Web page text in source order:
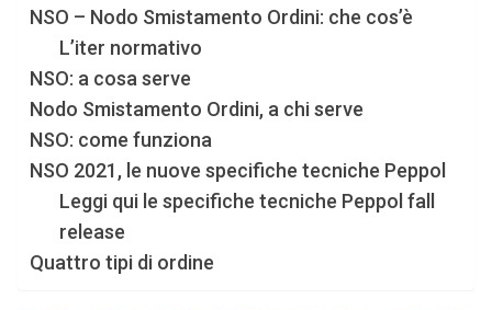
NSO – Nodo Smistamento Ordini: che cos’è
L’iter normativo
NSO: a cosa serve
Nodo Smistamento Ordini, a chi serve
NSO: come funziona
NSO 2021, le nuove specifiche tecniche Peppol
Leggi qui le specifiche tecniche Peppol fall
release
Quattro tipi di ordine